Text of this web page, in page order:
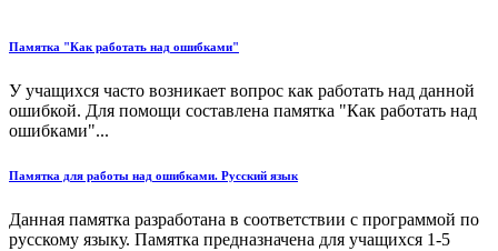
Памятка "Как работать над ошибками"
У учащихся часто возникает вопрос как работать над данной
ошибкой. Для помощи составлена памятка "Как работать над
ошибками"...
Памятка для работы над ошибками. Русский язык
Данная памятка разработана в соответствии с программой по
русскому языку. Памятка предназначена для учащихся 1-5